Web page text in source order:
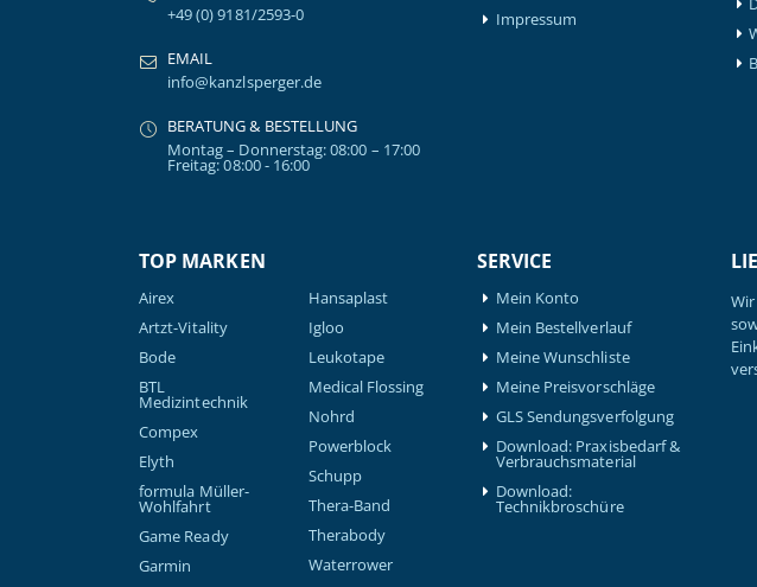
+49 (0) 9181/2593-0
EMAIL
info@kanzlsperger.de
BERATUNG & BESTELLUNG
Montag – Donnerstag: 08:00 – 17:00
Freitag: 08:00 - 16:00
Impressum
TOP MARKEN
Airex
Artzt-Vitality
Bode
BTL
Medizintechnik
Compex
Elyth
formula Müller-
Wohlfahrt
Game Ready
Garmin
Hansaplast
Igloo
Leukotape
Medical Flossing
Nohrd
Powerblock
Schupp
Thera-Band
Therabody
Waterrower
SERVICE
Mein Konto
Mein Bestellverlauf
Meine Wunschliste
Meine Preisvorschläge
GLS Sendungsverfolgung
Download: Praxisbedarf &
Verbrauchsmaterial
Download:
Technikbroschüre